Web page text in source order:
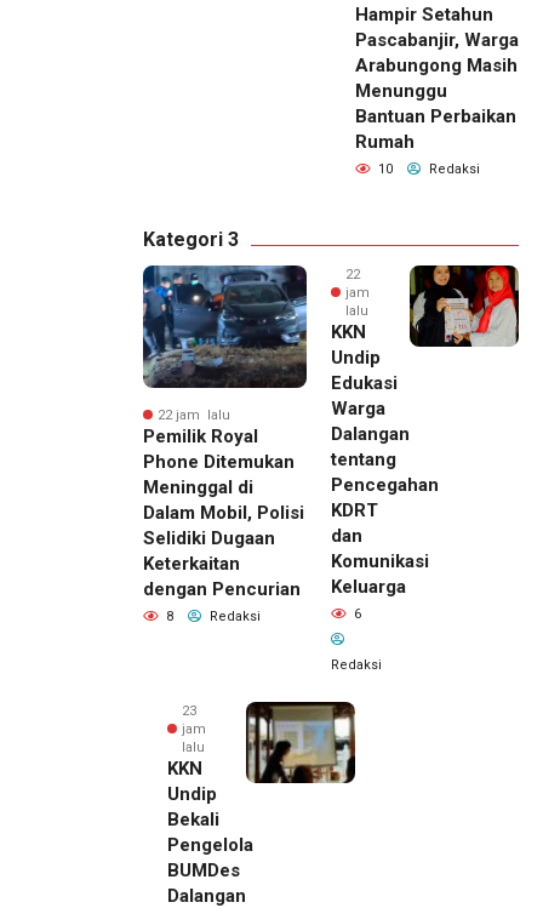
Hampir Setahun
Pascabanjir, Warga
Arabungong Masih
Menunggu
Bantuan Perbaikan
Rumah
10 Redaksi
Kategori 3
22 jam lalu
Pemilik Royal
Phone Ditemukan
Meninggal di
Dalam Mobil, Polisi
Selidiki Dugaan
Keterkaitan
dengan Pencurian
8 Redaksi
22
jam
lalu
KKN
Undip
Edukasi
Warga
Dalangan
tentang
Pencegahan
KDRT
dan
Komunikasi
Keluarga
6
Redaksi
23
jam
lalu
KKN
Undip
Bekali
Pengelola
BUMDes
Dalangan